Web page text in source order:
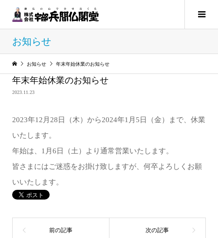
お知らせ
お知らせ 年末年始休業のお知らせ
年末年始休業のお知らせ
2023.11.23
2023年12月28日（木）から2024年1月5日（金）まで、休業
いたします。
年始は、1月6日（土）より通常営業いたします。
皆さまにはご迷惑をお掛け致しますが、何卒よろしくお願
いいたします。